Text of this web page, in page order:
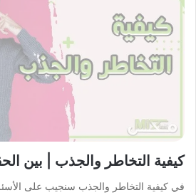
كيفية التخاطر والجذب | بين
في كيفية التخاطر والجذب سنجيب على